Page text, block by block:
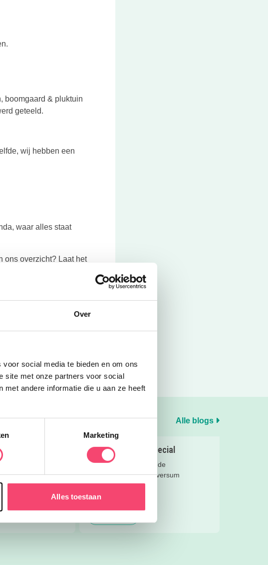
Over
social media te bieden en om ons
site met onze partners voor social
met andere informatie die u aan ze heeft
Marketing
Alles toestaan
boomgaard & pluktuin
geteeld.
wij hebben een
waar alles staat
ons overzicht? Laat het
Alle blogs
in Naarden: een
Grote Kerk
het verhaal van
Hilversum Zomerspecial
Eropuit met de kids in de
zomer(vakantie) in Hilversum